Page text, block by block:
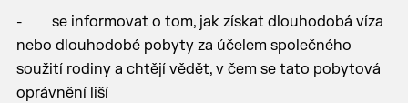
- se informovat o tom, jak získat dlouhodobá víza
nebo dlouhodobé pobyty za účelem společného
soužití rodiny a chtějí vědět, v čem se tato pobytová
oprávnění liší